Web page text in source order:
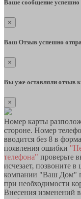
Ваше сообщение успешно
×
Ваш Отзыв успешно
×
Вы уже оставляли отзыв к
×
Номер карты
стороне. Номер
вводится без 8 в
появления ошибки
телефона" проверьте
исчезает, позвоните
компании "Ваш Дом"
при необходимости
Внесения изменений